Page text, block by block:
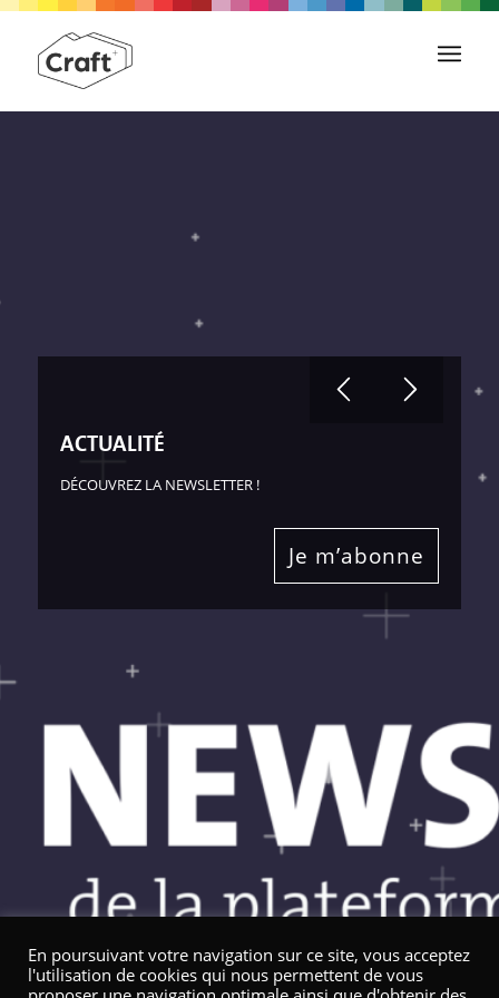
ACTUALITÉ
DÉCOUVREZ LA NEWSLETTER !
Je m’abonne
En poursuivant votre navigation sur ce site, vous acceptez
l'utilisation de cookies qui nous permettent de vous